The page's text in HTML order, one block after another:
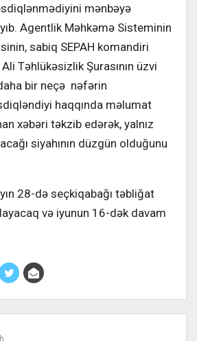
mənbəyə
Agentlik Məhkəmə Sisteminin
sabiq SEPAH komandiri
Təhlükəsizlik Şurasının üzvi
bir neçə nəfərin
haqqında məlumat
xəbəri təkzib edərək, yalnız
siyahının düzgün olduğunu
28-də seçkiqabağı təbliğat
və iyunun 16-dək davam